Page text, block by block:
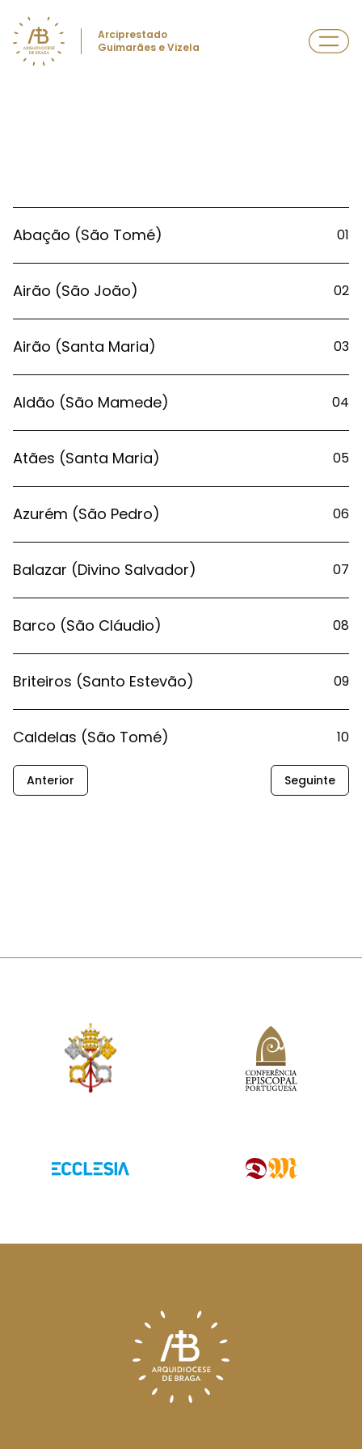
Arciprestado
Guimarães e Vizela
Abação (São Tomé) 01
Airão (São João) 02
Airão (Santa Maria) 03
Aldão (São Mamede) 04
Atães (Santa Maria) 05
Azurém (São Pedro) 06
Balazar (Divino Salvador) 07
Barco (São Cláudio) 08
Briteiros (Santo Estevão) 09
Caldelas (São Tomé) 10
Anterior Seguinte